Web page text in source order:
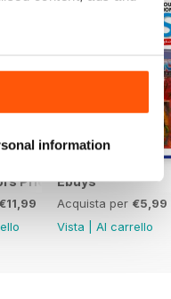
information
19th Edition
Price Guide 2026
€11,99
Ebuys
Acquista per €5,99
Vista
Al carrello